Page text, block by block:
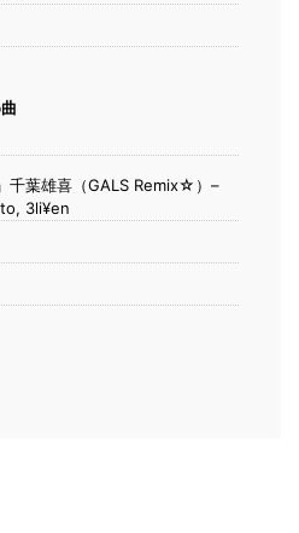
千葉雄喜（GALS Remix☆）–
3li¥en